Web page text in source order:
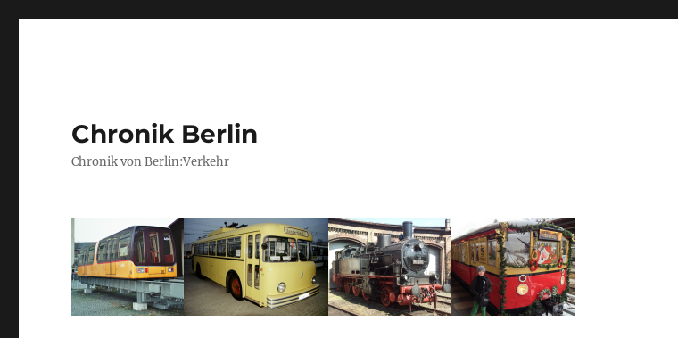
Chronik Berlin
Chronik von Berlin:Verkehr